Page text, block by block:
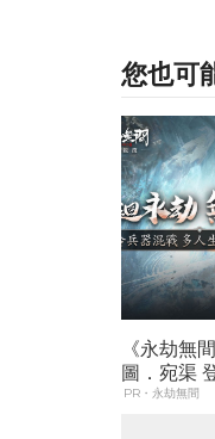
您也可
《永劫無間
圖．宛渠
PR・永劫無間